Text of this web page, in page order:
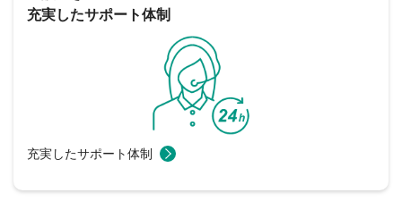
充実したサポート体制
充実したサポート体制